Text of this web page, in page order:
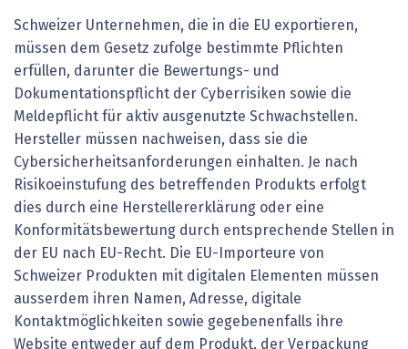
Schweizer Unternehmen, die in die EU exportieren,
müssen dem Gesetz zufolge bestimmte Pflichten
erfüllen, darunter die Bewertungs- und
Dokumentationspflicht der Cyberrisiken sowie die
Meldepflicht für aktiv ausgenutzte Schwachstellen.
Hersteller müssen nachweisen, dass sie die
Cybersicherheitsanforderungen einhalten. Je nach
Risikoeinstufung des betreffenden Produkts erfolgt
dies durch eine Herstellererklärung oder eine
Konformitätsbewertung durch entsprechende Stellen in
der EU nach EU-Recht. Die EU-Importeure von
Schweizer Produkten mit digitalen Elementen müssen
ausserdem ihren Namen, Adresse, digitale
Kontaktmöglichkeiten sowie gegebenenfalls ihre
Website entweder auf dem Produkt, der Verpackung